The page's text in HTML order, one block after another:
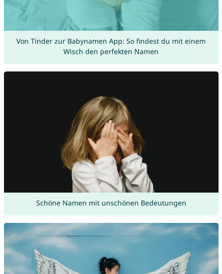
Von Tinder zur Babynamen App: So findest du mit einem
Wisch den perfekten Namen
Schöne Namen mit unschönen Bedeutungen